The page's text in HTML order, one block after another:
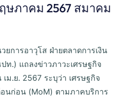
ษภาคม 2567 สมาคม
การอาวุโส ฝ่ายตลาดการเงิน
ท.) แถลงข่าวภาวะเศรษฐกิจ
เม.ย. 2567 ระบุว่า เศรษฐกิจ
นก่อน (MoM) ตามภาคบริการ